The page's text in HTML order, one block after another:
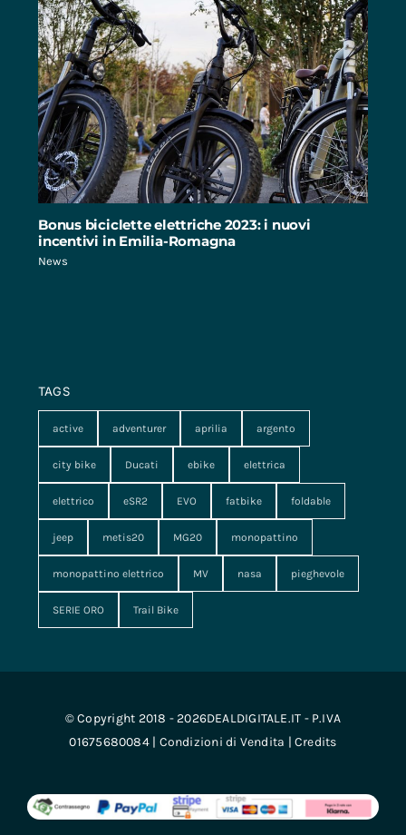
Bonus biciclette elettriche 2023: i nuovi
incentivi in Emilia-Romagna
News
TAGS
active adventurer aprilia argento
city bike Ducati ebike elettrica
elettrico eSR2 EVO fatbike foldable
jeep metis20 MG20 monopattino
monopattino elettrico MV nasa pieghevole
SERIE ORO Trail Bike
© Copyright 2018 - 2026DEALDIGITALE.IT - P.IVA
01675680084 | Condizioni di Vendita | Credits